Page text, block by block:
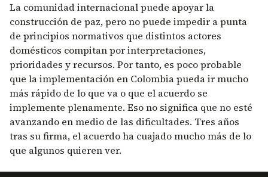
La comunidad internacional puede apoyar la
construcción de paz, pero no puede impedir a punta
de principios normativos que distintos actores
domésticos compitan por interpretaciones,
prioridades y recursos. Por tanto, es poco probable
que la implementación en Colombia pueda ir mucho
más rápido de lo que va o que el acuerdo se
implemente plenamente. Eso no significa que no esté
avanzando en medio de las dificultades. Tres años
tras su firma, el acuerdo ha cuajado mucho más de lo
que algunos quieren ver.